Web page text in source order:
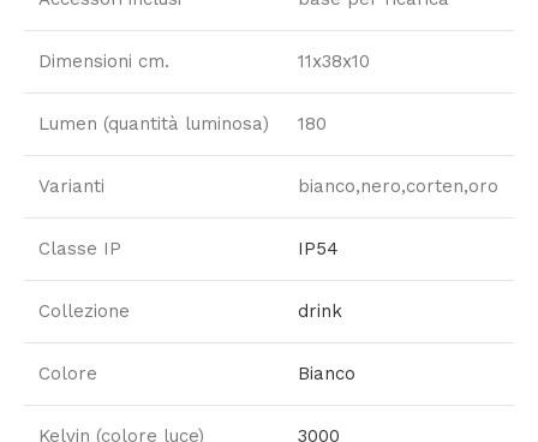
Dimensioni cm. 11x38x10
Lumen (quantità luminosa) 180
Varianti bianco,nero,corten,oro
Classe IP IP54
Collezione drink
Colore Bianco
Kelvin (colore luce) 3000